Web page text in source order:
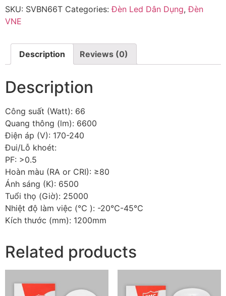
SKU: SVBN66T Categories:Đèn Led Dân Dụng,Đèn
VNE
Description Reviews (0)
Description
Công suất (Watt): 66
Quang thông (lm): 6600
Điện áp (V): 170-240
Đui/Lỗ khoét:
PF: >0.5
Hoàn màu (RA or CRI): ≥80
Ánh sáng (K): 6500
Tuổi thọ (Giờ): 25000
Nhiệt độ làm việc (℃ ): -20℃-45℃
Kích thước (mm): 1200mm
Related products